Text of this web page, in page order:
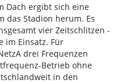
Dach ergibt sich eine
das Stadion herum. Es
vier Zeitschlitzen -
im Einsatz. Für
drei Frequenzen
Betrieb ohne
in den